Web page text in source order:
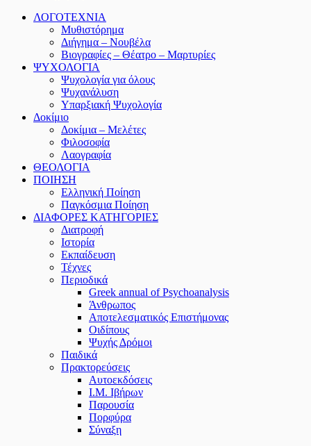
ΛΟΓΟΤΕΧΝΙΑ
Μυθιστόρημα
Διήγημα – Νουβέλα
Βιογραφίες – Θέατρο – Μαρτυρίες
ΨΥΧΟΛΟΓΙΑ
Ψυχολογία για όλους
Ψυχανάλυση
Υπαρξιακή Ψυχολογία
Δοκίμιο
Δοκίμια – Μελέτες
Φιλοσοφία
Λαογραφία
ΘΕΟΛΟΓΙΑ
ΠΟΙΗΣΗ
Ελληνική Ποίηση
Παγκόσμια Ποίηση
ΔΙΑΦΟΡΕΣ ΚΑΤΗΓΟΡΙΕΣ
Διατροφή
Ιστορία
Εκπαίδευση
Τέχνες
Περιοδικά
Greek annual of Psychoanalysis
Άνθρωπος
Αποτελεσματικός Επιστήμονας
Οιδίπους
Ψυχής Δρόμοι
Παιδικά
Πρακτoρεύσεις
Αυτοεκδόσεις
Ι.Μ. Ιβήρων
Παρουσία
Πορφύρα
Σύναξη